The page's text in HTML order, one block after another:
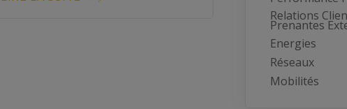
Relations
Prenantes
Energies
Réseaux
Mobilités